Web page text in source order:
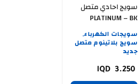
سويج احادي متصل
PLATINUM – BK
2WAY
سويجات الكهرباء,
سويج بلاتينوم متصل
جديد
3.250